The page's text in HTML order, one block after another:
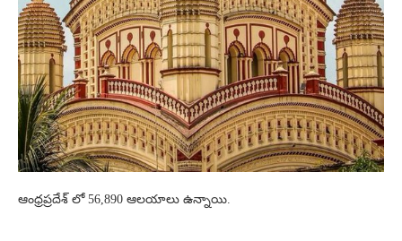
ఆంధ్రప్రదేశ్ లో 56,890 ఆలయాలు ఉన్నాయి.